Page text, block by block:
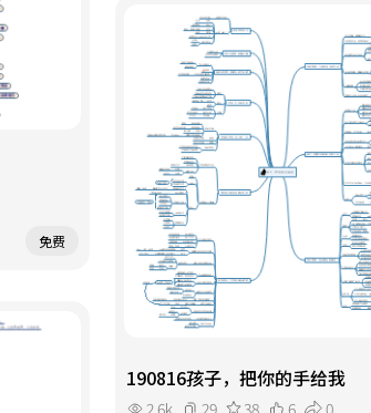
免费
190816孩子，把你的手给我
2.6k 29 38 6 0